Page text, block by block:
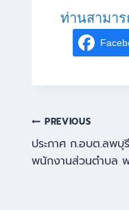
ท่านสามาร
PREVIOUS
ประกาศ ก.อบต.ลพบุ
พนักงานส่วนตำบล